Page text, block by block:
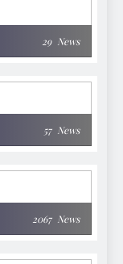
29 News
57 News
2067 News